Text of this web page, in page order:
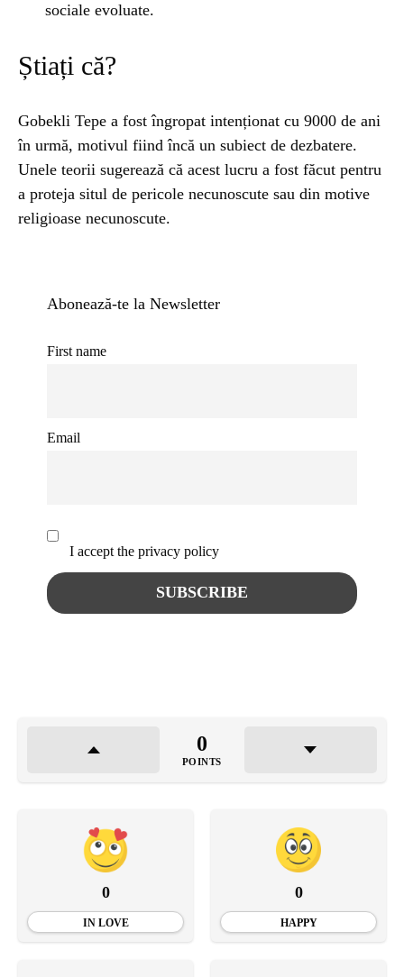
sociale evoluate.
Știați că?
Gobekli Tepe a fost îngropat intenționat cu 9000 de ani
în urmă, motivul fiind încă un subiect de dezbatere.
Unele teorii sugerează că acest lucru a fost făcut pentru
a proteja situl de pericole necunoscute sau din motive
religioase necunoscute.
Abonează-te la Newsletter
First name
Email
I accept the privacy policy
0
POINTS
0
IN LOVE
0
HAPPY